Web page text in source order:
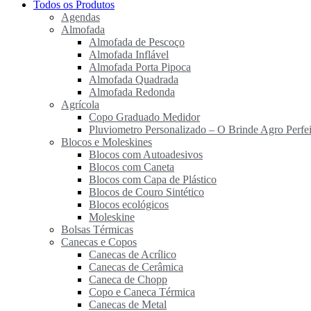
Todos os Produtos
Agendas
Almofada
Almofada de Pescoço
Almofada Inflável
Almofada Porta Pipoca
Almofada Quadrada
Almofada Redonda
Agrícola
Copo Graduado Medidor
Pluviometro Personalizado – O Brinde Agro
Blocos e Moleskines
Blocos com Autoadesivos
Blocos com Caneta
Blocos com Capa de Plástico
Blocos de Couro Sintético
Blocos ecológicos
Moleskine
Bolsas Térmicas
Canecas e Copos
Canecas de Acrílico
Canecas de Cerâmica
Caneca de Chopp
Copo e Caneca Térmica
Canecas de Metal